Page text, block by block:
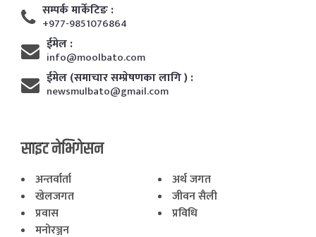
सम्पर्क मार्केटिङ :
+977-9851076864
ईमेल :
info@moolbato.com
ईमेल (समाचार सम्प्रेषणका लागि ) :
newsmulbato@gmail.com
साइट नेभिगेसन
अन्तर्वार्ता
अर्थ जगत
खेलजगत
जीवन सैली
प्रवास
प्रविधि
मनोरञ्जन